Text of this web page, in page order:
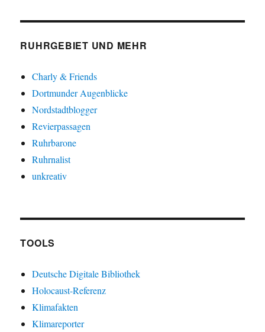
RUHRGEBIET UND MEHR
Charly & Friends
Dortmunder Augenblicke
Nordstadtblogger
Revierpassagen
Ruhrbarone
Ruhrnalist
unkreativ
TOOLS
Deutsche Digitale Bibliothek
Holocaust-Referenz
Klimafakten
Klimareporter